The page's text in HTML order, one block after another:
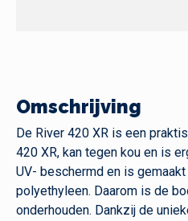
Omschrijving
De River 420 XR is een
420 XR, kan tegen kou en is
UV- beschermd en is
polyethyleen. Daarom is de
onderhouden. Dankzij de